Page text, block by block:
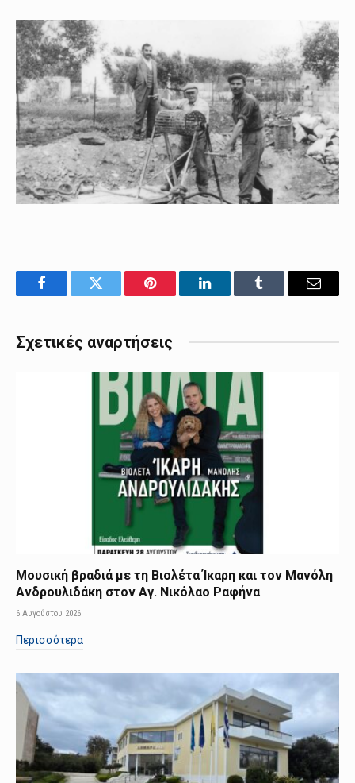
FacebookTwitter Pinterest LinkedInTumblr Email
Σχετικές αναρτήσεις
Μουσική βραδιά με τη Βιολέτα Ίκαρη και τον Μανόλη
Ανδρουλιδάκη στον Αγ. Νικόλαο Ραφήνα
6 Αυγούστου 2026
Περισσότερα